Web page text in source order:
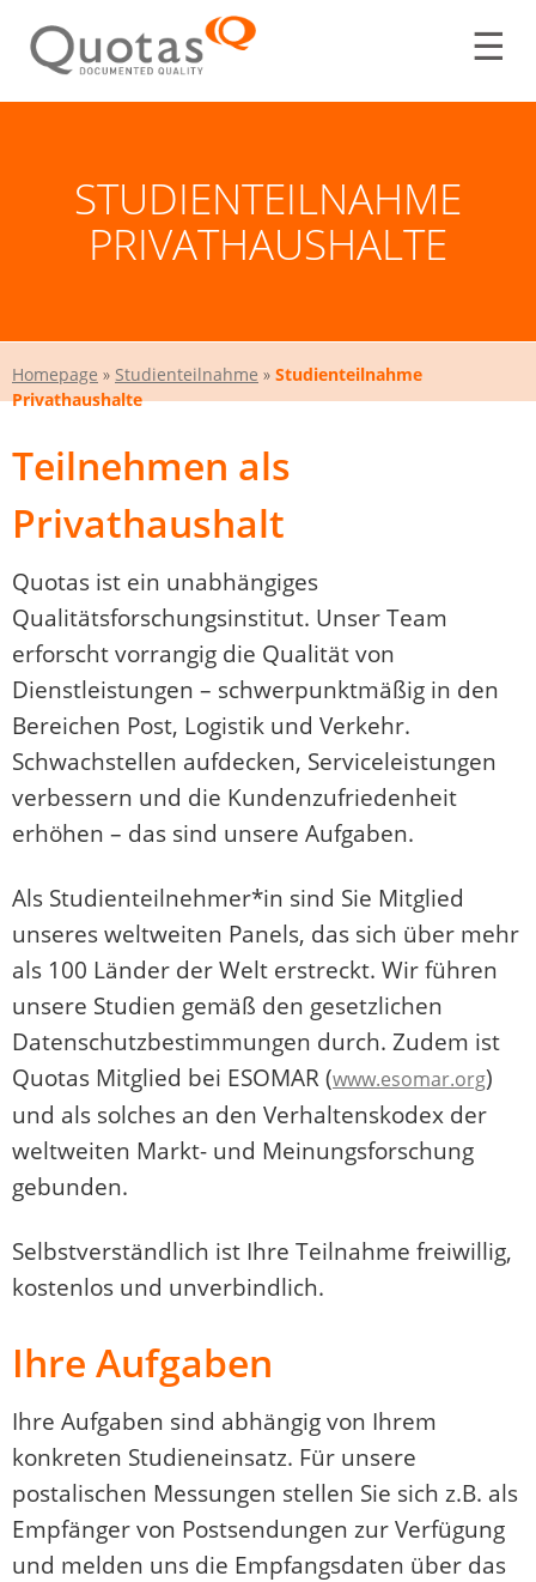
☰
STUDIENTEILNAHME
PRIVATHAUSHALTE
Homepage » Studienteilnahme » Studienteilnahme
Privathaushalte
Teilnehmen als
Privathaushalt
Quotas ist ein unabhängiges
Qualitätsforschungsinstitut. Unser Team
erforscht vorrangig die Qualität von
Dienstleistungen – schwerpunktmäßig in den
Bereichen Post, Logistik und Verkehr.
Schwachstellen aufdecken, Serviceleistungen
verbessern und die Kundenzufriedenheit
erhöhen – das sind unsere Aufgaben.
Als Studienteilnehmer*in sind Sie Mitglied
unseres weltweiten Panels, das sich über mehr
als 100 Länder der Welt erstreckt. Wir führen
unsere Studien gemäß den gesetzlichen
Datenschutzbestimmungen durch. Zudem ist
Quotas Mitglied bei ESOMAR (www.esomar.org)
und als solches an den Verhaltenskodex der
weltweiten Markt- und Meinungsforschung
gebunden.
Selbstverständlich ist Ihre Teilnahme freiwillig,
kostenlos und unverbindlich.
Ihre Aufgaben
Ihre Aufgaben sind abhängig von Ihrem
konkreten Studieneinsatz. Für unsere
postalischen Messungen stellen Sie sich z.B. als
Empfänger von Postsendungen zur Verfügung
und melden uns die Empfangsdaten über das